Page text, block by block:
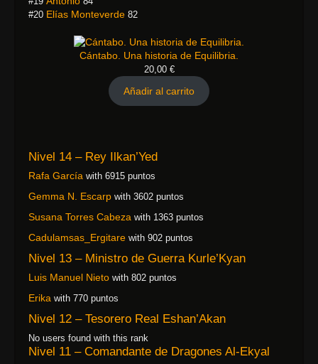
#20 Elías Monteverde 82
Cántabo. Una historia de Equilibria.
20,00 €
Añadir al carrito
Nivel 14 – Rey Ilkan’Yed
Rafa García with 6915 puntos
Gemma N. Escarp with 3602 puntos
Susana Torres Cabeza with 1363 puntos
Cadulamsas_Ergitare with 902 puntos
Nivel 13 – Ministro de Guerra Kurle’Kyan
Luis Manuel Nieto with 802 puntos
Erika with 770 puntos
Nivel 12 – Tesorero Real Eshan’Akan
No users found with this rank
Nivel 11 – Comandante de Dragones Al-Ekyal